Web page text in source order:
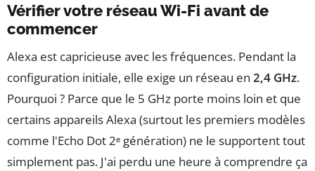
Vérifier votre réseau Wi-Fi avant de
commencer
Alexa est capricieuse avec les fréquences. Pendant la
configuration initiale, elle exige un réseau en 2,4 GHz.
Pourquoi ? Parce que le 5 GHz porte moins loin et que
certains appareils Alexa (surtout les premiers modèles
comme l'Echo Dot 2ᵉ génération) ne le supportent tout
simplement pas. J'ai perdu une heure à comprendre ça